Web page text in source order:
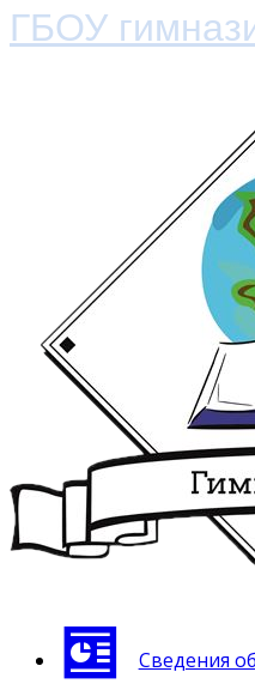
ГБОУ
Сведения